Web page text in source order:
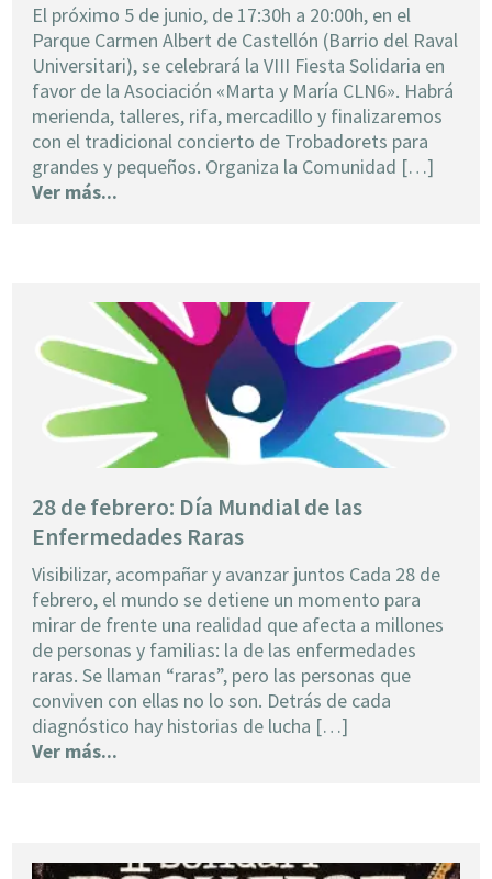
El próximo 5 de junio, de 17:30h a 20:00h, en el
Parque Carmen Albert de Castellón (Barrio del Raval
Universitari), se celebrará la VIII Fiesta Solidaria en
favor de la Asociación «Marta y María CLN6». Habrá
merienda, talleres, rifa, mercadillo y finalizaremos
con el tradicional concierto de Trobadorets para
grandes y pequeños. Organiza la Comunidad […]
Ver más...
28 de febrero: Día Mundial de las
Enfermedades Raras
Visibilizar, acompañar y avanzar juntos Cada 28 de
febrero, el mundo se detiene un momento para
mirar de frente una realidad que afecta a millones
de personas y familias: la de las enfermedades
raras. Se llaman “raras”, pero las personas que
conviven con ellas no lo son. Detrás de cada
diagnóstico hay historias de lucha […]
Ver más...